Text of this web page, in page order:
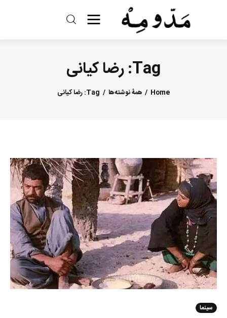
Tag: رضا کیانی
Home همهٔ نوشته‌ها Tag: رضا کیانی
مد و مه
سینما
درباره ما
سینما